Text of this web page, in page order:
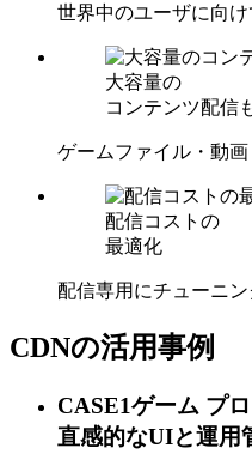
世界中のユーザに向
大容量の
コンテンツ配信
ゲームファイル・動
配信コストの
最適化
配信専用にチューニ
CDNの活用事例
CASE1ゲーム プ
直感的なUIと運用